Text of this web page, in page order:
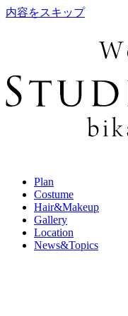
内容をスキップ
Plan
Costume
Hair&Makeup
Gallery
Location
News&Topics